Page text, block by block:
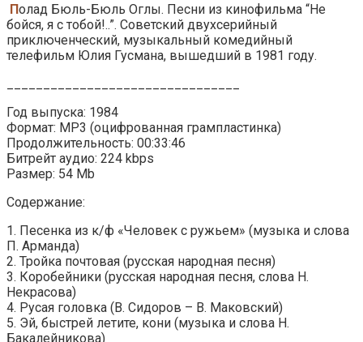
Полад Бюль-Бюль Оглы. Песни из кинофильма “Не
бойся, я с тобой!..”. Советский двухсерийный
приключенческий, музыкальный комедийный
телефильм Юлия Гусмана, вышедший в 1981 году.
Год выпуска: 1984
Формат: MP3 (оцифрованная грампластинка)
Продолжительность: 00:33:46
Битрейт аудио: 224 kbps
Размер: 54 Mb
Содержание:
1. Песенка из к/ф «Человек с ружьем» (музыка и слова
П. Арманда)
2. Тройка почтовая (русская народная песня)
3. Коробейники (русская народная песня, слова Н.
Некрасова)
4. Русая головка (В. Сидоров – В. Маковский)
5. Эй, быстрей летите, кони (музыка и слова Н.
Бакалейникова)